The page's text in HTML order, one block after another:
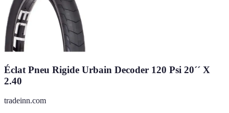
Éclat Pneu Rigide Urbain Decoder 120 Psi 20´´ X
2.40
tradeinn.com